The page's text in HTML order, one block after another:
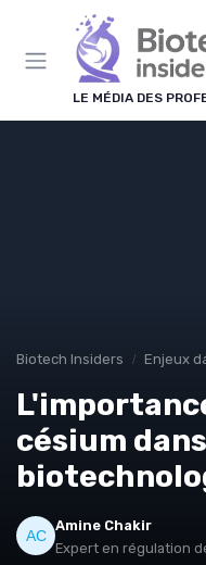
LE MÉDIA DES
Biotech Insiders Enjeux
césium
Amine Chakir
Expert en régulation
Panneau de gestion des